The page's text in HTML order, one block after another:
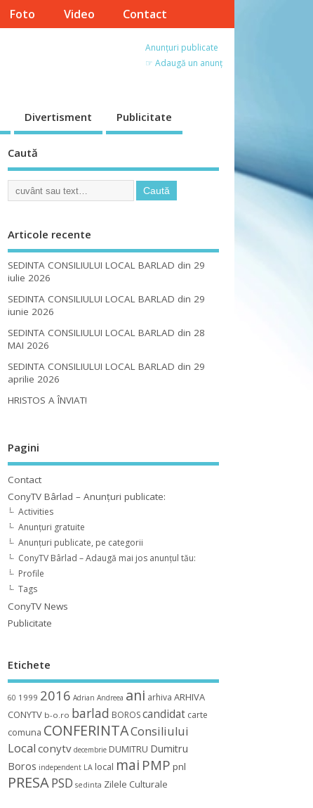
Foto Video Contact
Anunțuri publicate
☞ Adaugă un anunț
Divertisment Publicitate
Caută
Articole recente
SEDINTA CONSILIULUI LOCAL BARLAD din 29
iulie 2026
SEDINTA CONSILIULUI LOCAL BARLAD din 29
iunie 2026
SEDINTA CONSILIULUI LOCAL BARLAD din 28
MAI 2026
SEDINTA CONSILIULUI LOCAL BARLAD din 29
aprilie 2026
HRISTOS A ÎNVIAT!
Pagini
Contact
ConyTV Bârlad – Anunțuri publicate:
Activities
Anunțuri gratuite
Anunțuri publicate, pe categorii
ConyTV Bârlad – Adaugă mai jos anunțul tău:
Profile
Tags
ConyTV News
Publicitate
Etichete
60 1999 2016 Adrian Andreea ani arhiva ARHIVA
CONYTV b-o.ro barlad BOROS candidat carte
comuna CONFERINTAConsiliului
Local conytv decembrie DUMITRU Dumitru
Boros independent LA local mai PMP pnl
PRESAPSD sedinta Zilele Culturale